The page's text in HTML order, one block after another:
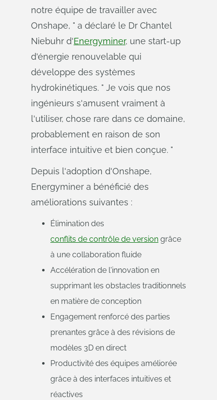
notre équipe de travailler avec
Onshape, " a déclaré le Dr Chantel
Niebuhr d'Energyminer, une start-up
d'énergie renouvelable qui
développe des systèmes
hydrokinétiques. " Je vois que nos
ingénieurs s'amusent vraiment à
l'utiliser, chose rare dans ce domaine,
probablement en raison de son
interface intuitive et bien conçue. "
Depuis l'adoption d'Onshape,
Energyminer a bénéficié des
améliorations suivantes :
Élimination des
conflits de contrôle de version grâce
à une collaboration fluide
Accélération de l'innovation en
supprimant les obstacles traditionnels
en matière de conception
Engagement renforcé des parties
prenantes grâce à des révisions de
modèles 3D en direct
Productivité des équipes améliorée
grâce à des interfaces intuitives et
réactives